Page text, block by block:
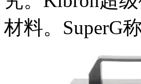
材料。SuperG